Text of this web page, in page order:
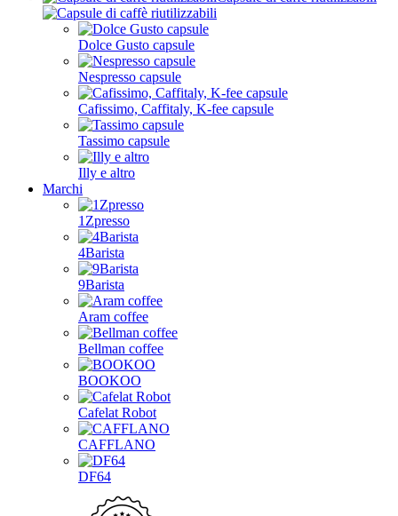
Dolce Gusto capsule
Nespresso capsule
Cafissimo, Caffitaly, K-fee capsule
Tassimo capsule
Illy e altro
Marchi
1Zpresso
4Barista
9Barista
Aram coffee
Bellman coffee
BOOKOO
Cafelat Robot
CAFFLANO
DF64